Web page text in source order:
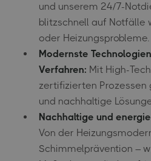
und unserem 24/7-
blitzschnell auf Notfälle
oder Heizungsprobleme.
Modernste
Verfahren: Mit High-
zertifizierten Prozessen
und nachhaltige
Nachhaltige und
Von der
Schimmelprävention –